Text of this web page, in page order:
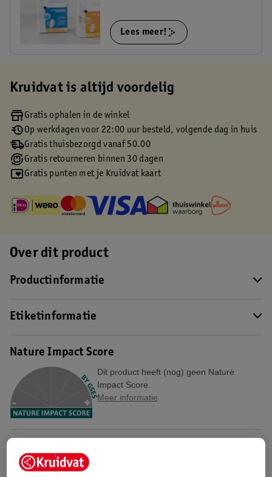
Lees meer!
Kruidvat is altijd voordelig
Gratis ophalen in de winkel
Op werkdagen voor 22:00 uur besteld, volgende dag in huis
Gratis thuisbezorgd vanaf 50.00
Gratis retourneren binnen 30 dagen
Gratis punten met je Kruidvat kaart
Over dit product
Productinformatie
Etiketinformatie
Nature Impact Score
Dit product heeft (nog) geen Nature
Impact Score.
Meer informatie